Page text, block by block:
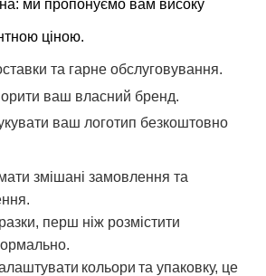
ми пропонуємо вам високу
ціною.
та гарне обслуговування.
ваш власний бренд.
ваш логотип безкоштовно
змішані замовлення та
перш ніж розмістити
кольори та упаковку, це